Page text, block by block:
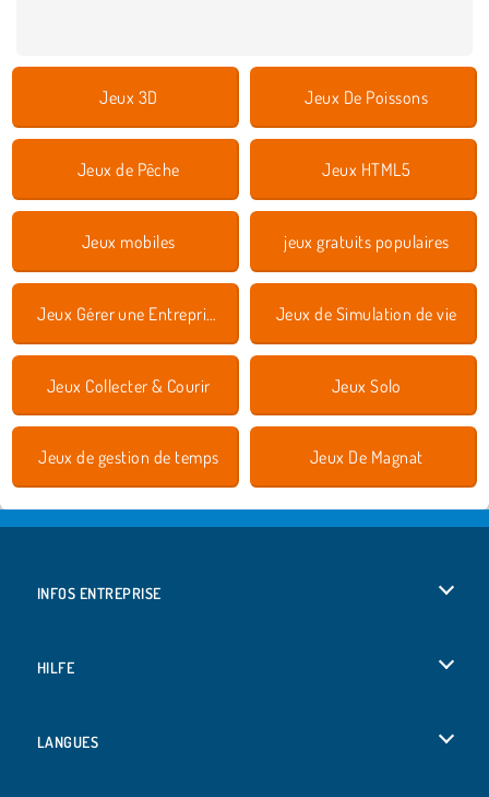
Jeux 3D Jeux De Poissons
Jeux de Pêche Jeux HTML5
Jeux mobiles jeux gratuits populaires
Jeux Gérer une Entreprise Jeux de Simulation de vie
Jeux Collecter & Courir Jeux Solo
Jeux de gestion de temps Jeux De Magnat
INFOS ENTREPRISE
HILFE
LANGUES